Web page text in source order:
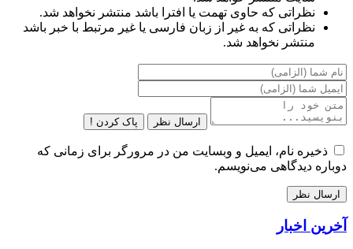
نظراتی که حاوی تهمت یا افترا باشد منتشر نخواهد شد.
نظراتی که به غیر از زبان فارسی یا غیر مرتبط با خبر باشد
منتشر نخواهد شد.
ارسال نظر پاک کردن !
ذخیره نام، ایمیل و وبسایت من در مرورگر برای زمانی که
دوباره دیدگاهی می‌نویسم.
آخرین اخبار